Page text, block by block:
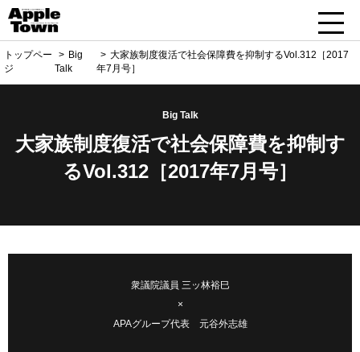
トップペー
ジ
Big
Talk
大家族制度復活で社会保障費を抑制するVol.312［2017
年7月号］
Big Talk
大家族制度復活で社会保障費を抑制す
るVol.312［2017年7月号］
衆議院議員 三ッ林裕巳
×
APAグループ代表 元谷外志雄